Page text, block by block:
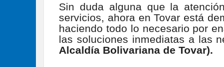
Sin duda alguna que la
servicios, ahora en Tovar está
haciendo todo lo necesario por
las soluciones inmediatas a las
Alcaldía Bolivariana de Tovar).